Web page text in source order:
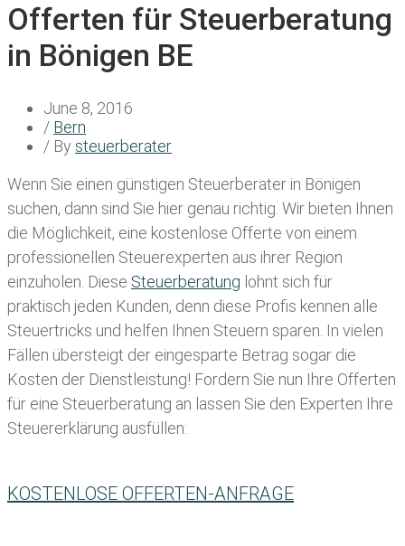
Offerten für Steuerberatung
in Bönigen BE
June 8, 2016
/ Bern
/ By steuerberater
Wenn Sie einen günstigen Steuerberater in Bönigen
suchen, dann sind Sie hier genau richtig. Wir bieten Ihnen
die Möglichkeit, eine kostenlose Offerte von einem
professionellen Steuerexperten aus ihrer Region
einzuholen. Diese Steuerberatung lohnt sich für
praktisch jeden Kunden, denn diese Profis kennen alle
Steuertricks und helfen Ihnen Steuern sparen. In vielen
Fällen übersteigt der eingesparte Betrag sogar die
Kosten der Dienstleistung! Fordern Sie nun Ihre Offerten
für eine Steuerberatung an lassen Sie den Experten Ihre
Steuererklärung ausfüllen:
KOSTENLOSE OFFERTEN-ANFRAGE